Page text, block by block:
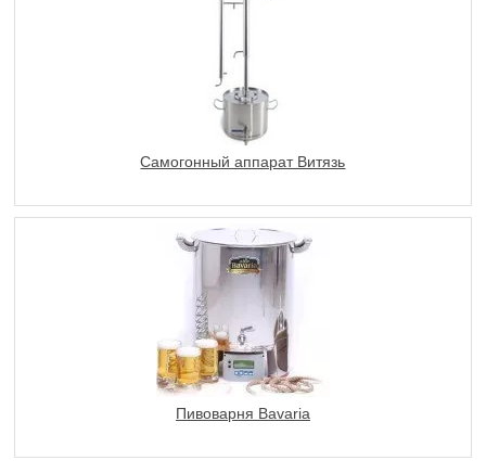
Самогонный аппарат Витязь
Пивоварня Bavaria